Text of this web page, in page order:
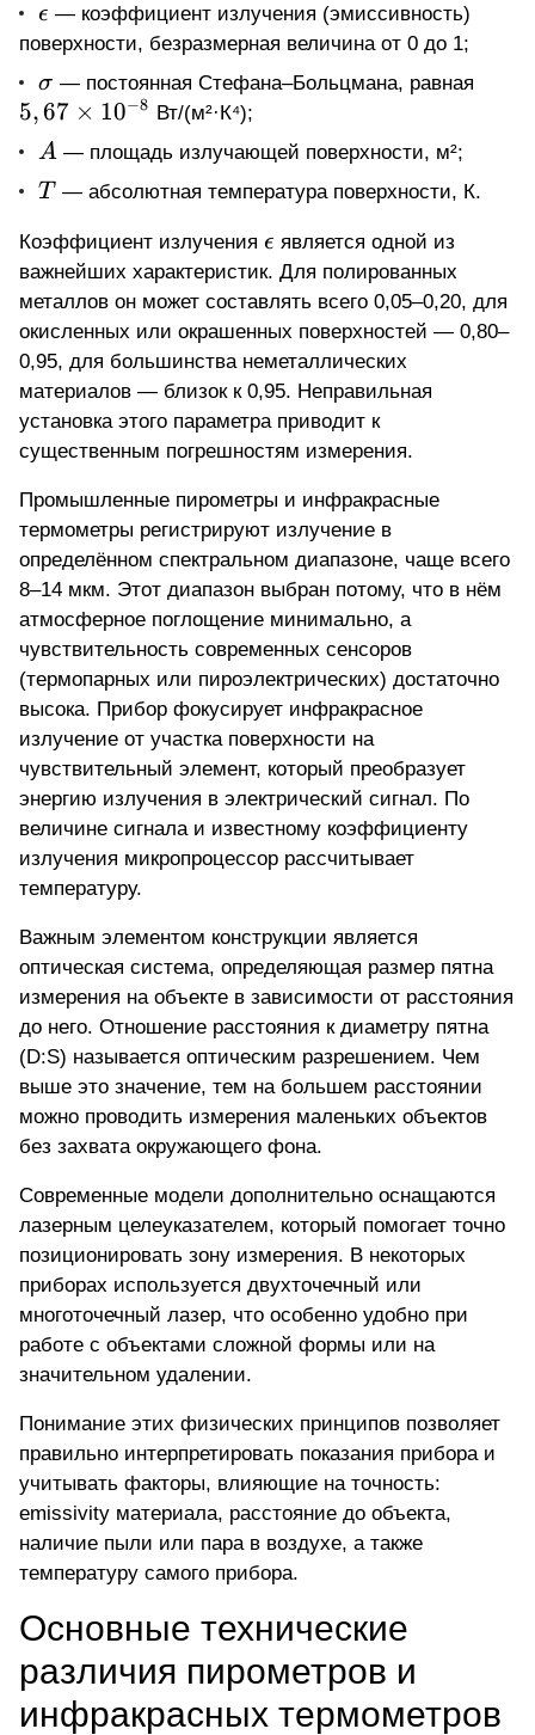
\epsilon
ϵ — коэффициент излучения (эмиссивность)
поверхности, безразмерная величина от 0 до 1;
\sigma
σ — постоянная Стефана–Больцмана, равная
5,67 × 10−8 Вт/(м²·К⁴);
A
A — площадь излучающей поверхности, м²;
T
T — абсолютная температура поверхности, К.
Коэффициент излучения \epsilon
ϵ является одной из
важнейших характеристик. Для полированных
металлов он может составлять всего 0,05–0,20, для
окисленных или окрашенных поверхностей — 0,80–
0,95, для большинства неметаллических
материалов — близок к 0,95. Неправильная
установка этого параметра приводит к
существенным погрешностям измерения.
Промышленные пирометры и инфракрасные
термометры регистрируют излучение в
определённом спектральном диапазоне, чаще всего
8–14 мкм. Этот диапазон выбран потому, что в нём
атмосферное поглощение минимально, а
чувствительность современных сенсоров
(термопарных или пироэлектрических) достаточно
высока. Прибор фокусирует инфракрасное
излучение от участка поверхности на
чувствительный элемент, который преобразует
энергию излучения в электрический сигнал. По
величине сигнала и известному коэффициенту
излучения микропроцессор рассчитывает
температуру.
Важным элементом конструкции является
оптическая система, определяющая размер пятна
измерения на объекте в зависимости от расстояния
до него. Отношение расстояния к диаметру пятна
(D:S) называется оптическим разрешением. Чем
выше это значение, тем на большем расстоянии
можно проводить измерения маленьких объектов
без захвата окружающего фона.
Современные модели дополнительно оснащаются
лазерным целеуказателем, который помогает точно
позиционировать зону измерения. В некоторых
приборах используется двухточечный или
многоточечный лазер, что особенно удобно при
работе с объектами сложной формы или на
значительном удалении.
Понимание этих физических принципов позволяет
правильно интерпретировать показания прибора и
учитывать факторы, влияющие на точность:
emissivity материала, расстояние до объекта,
наличие пыли или пара в воздухе, а также
температуру самого прибора.
Основные технические
различия пирометров и
инфракрасных термометров